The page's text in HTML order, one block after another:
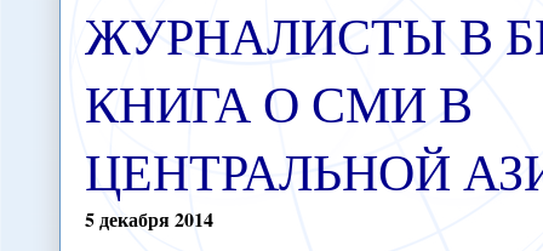
ЖУРНАЛИСТЫ В
КНИГА О СМИ В
ЦЕНТРАЛЬНОЙ
5декабря2014